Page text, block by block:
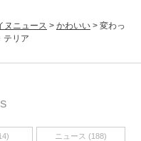
ヌニュース > かわいい > 変わっ
テリア
(314) ニュース (188)